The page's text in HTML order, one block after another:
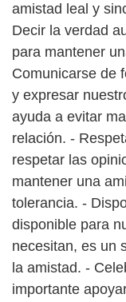
amistad leal y
Decir la verdad
para mantener
Comunicarse de
y expresar
ayuda a evitar
relación. -
respetar las
mantener una
tolerancia. -
disponible para
necesitan, es un
la amistad. -
importante